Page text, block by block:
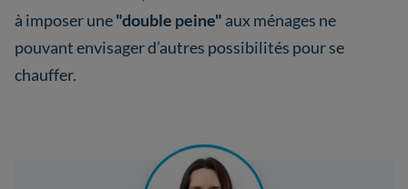
à imposer une"double peine" aux ménages ne
pouvant envisager d’autres possibilités pour se
chauffer.